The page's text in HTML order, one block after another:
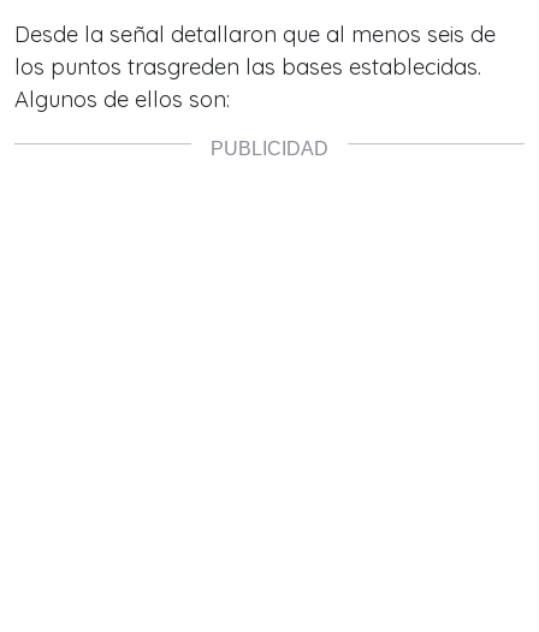
Desde la señal detallaron que al menos seis de
los puntos trasgreden las bases establecidas.
Algunos de ellos son: